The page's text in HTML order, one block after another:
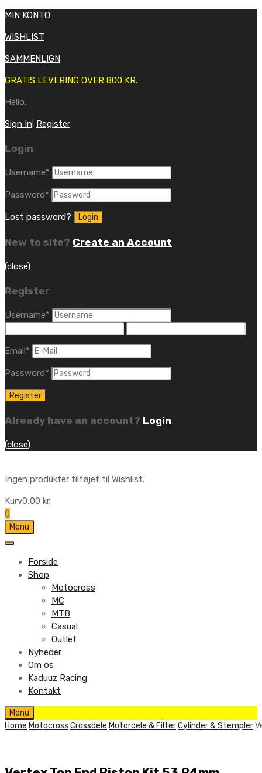
MIN KONTO
WISHLIST
SAMMENLIGN
GRATIS LEVERING OVER 800 KR.
Hello.
Sign In Register
Login
Username*
Password*
Lost password?
New to site? Create an Account
(close)
Register
Username*
Email*
Password*
Already have an account? Login
(close)
Ingen produkter tilføjet til Wishlist.
Kurv0,00 kr.
0
Menu
Forside
Shop
Motocross
MC
MTB
Casual
Outlet
Nyheder
Om os
Kaduuz Racing
Kontakt
Skip
to
Menu
Home Motocross Crossdele Motordele & FilterCylinder & Stempler